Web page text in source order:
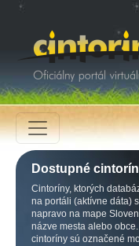
Dostupné
Cintoríny, ktorých
na portáli (aktívne dáta)
napravo na mape
názve mesta alebo
cintoríny sú označené